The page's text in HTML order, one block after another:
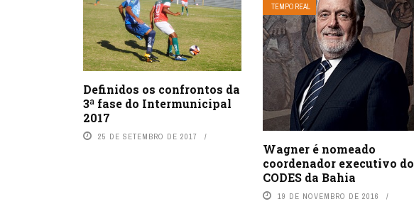
Definidos os confrontos da
3ª fase do Intermunicipal
2017
25 DE SETEMBRO DE 2017
TEMPO REAL
Wagner é nomeado
coordenador executivo do
CODES da Bahia
19 DE NOVEMBRO DE 2016